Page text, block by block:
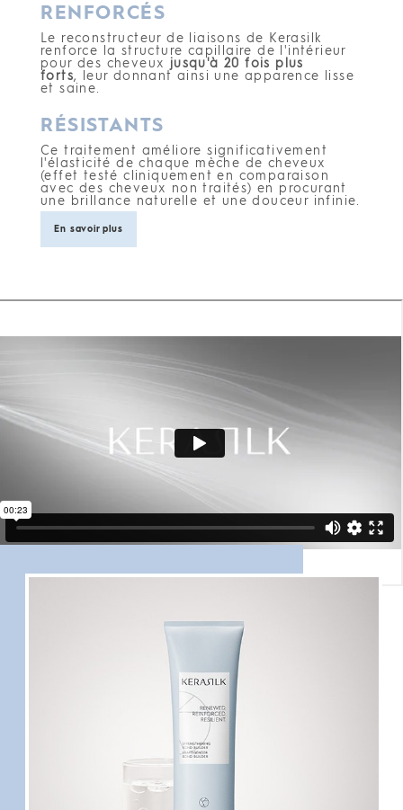
RENFORCÉS
Le reconstructeur de liaisons de Kerasilk
renforce la structure capillaire de l'intérieur
pour des cheveux jusqu'à 20 fois plus
forts, leur donnant ainsi une apparence lisse
et saine.
RÉSISTANTS
Ce traitement améliore significativement
l'élasticité de chaque mèche de cheveux
(effet testé cliniquement en comparaison
avec des cheveux non traités) en procurant
une brillance naturelle et une douceur infinie.
En savoir plus